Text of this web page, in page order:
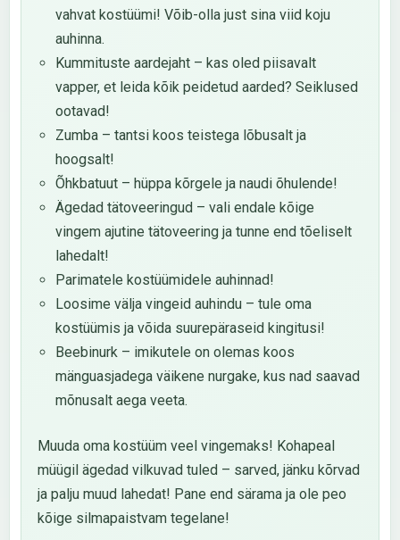
vahvat kostüümi! Võib-olla just sina viid koju
auhinna.
Kummituste aardejaht – kas oled piisavalt
vapper, et leida kõik peidetud aarded? Seiklused
ootavad!
Zumba – tantsi koos teistega lõbusalt ja
hoogsalt!
Õhkbatuut – hüppa kõrgele ja naudi õhulende!
Ägedad tätoveeringud – vali endale kõige
vingem ajutine tätoveering ja tunne end tõeliselt
lahedalt!
Parimatele kostüümidele auhinnad!
Loosime välja vingeid auhindu – tule oma
kostüümis ja võida suurepäraseid kingitusi!
Beebinurk – imikutele on olemas koos
mänguasjadega väikene nurgake, kus nad saavad
mõnusalt aega veeta.
Muuda oma kostüüm veel vingemaks! Kohapeal
müügil ägedad vilkuvad tuled – sarved, jänku kõrvad
ja palju muud lahedat! Pane end särama ja ole peo
kõige silmapaistvam tegelane!